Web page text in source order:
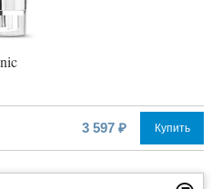
3 597 ₽ Купить